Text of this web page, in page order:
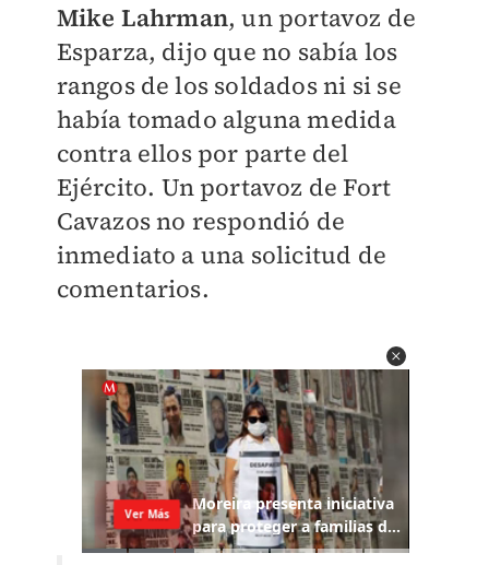
Mike Lahrman, un portavoz de
Esparza, dijo que no sabía los
rangos de los soldados ni si se
había tomado alguna medida
contra ellos por parte del
Ejército. Un portavoz de Fort
Cavazos no respondió de
inmediato a una solicitud de
comentarios.